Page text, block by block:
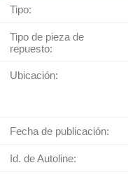
Tipo:
Tipo de pieza de
repuesto:
Ubicación:
Fecha de publicación:
Id. de Autoline: